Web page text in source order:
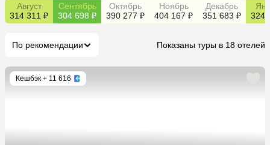
Август
314 311 ₽
Сентябрь
304 698 ₽
Октябрь
390 277 ₽
Ноябрь
404 167 ₽
Декабрь
351 683 ₽
324
По рекомендации Показаны туры в 18 отелей
Кешбэк + 11 616